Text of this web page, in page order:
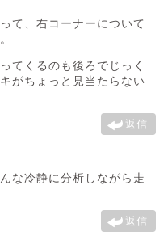
て、右コーナーについて
てくるのも後ろでじっく
がちょっと見当たらない
返信
な冷静に分析しながら走
返信